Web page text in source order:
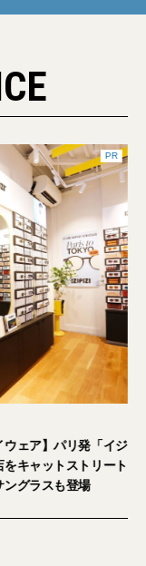
【おしゃれな大人
ピジ」が国内初の
にオープン。日本